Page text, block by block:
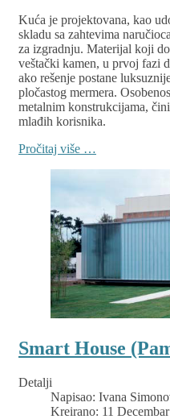
Kuća je projektovana, kao
skladu sa zahtevima
za izgradnju. Materijal koji
veštački kamen, u prvoj fazi
ako rešenje postane
pločastog mermera.
metalnim konstrukcijama,
mlađih korisnika.
Pročitaj više …
Smart House
Detalji
Napisao: Ivana
Kreirano: 11